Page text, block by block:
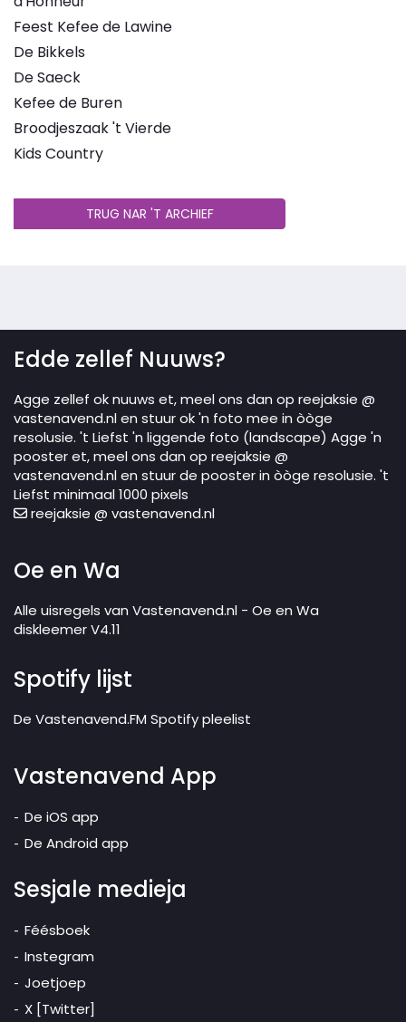
Feest Kefee de Lawine
De Bikkels
De Saeck
Kefee de Buren
Broodjeszaak 't Vierde
Kids Country
TRUG NAR 'T ARCHIEF
Edde zellef Nuuws?
Agge zellef ok nuuws et, meel ons dan op reejaksie @
vastenavend.nl en stuur ok 'n foto mee in òòge
resolusie. 't Liefst 'n liggende foto (landscape) Agge 'n
pooster et, meel ons dan op reejaksie @
vastenavend.nl en stuur de pooster in òòge resolusie. 't
Liefst minimaal 1000 pixels
reejaksie @ vastenavend.nl
Oe en Wa
Alle uisregels van Vastenavend.nl - Oe en Wa
diskleemer V4.11
Spotify lijst
De Vastenavend.FM Spotify pleelist
Vastenavend App
De iOS app
De Android app
Sesjale medieja
Féésboek
Instegram
Joetjoep
X [Twitter]